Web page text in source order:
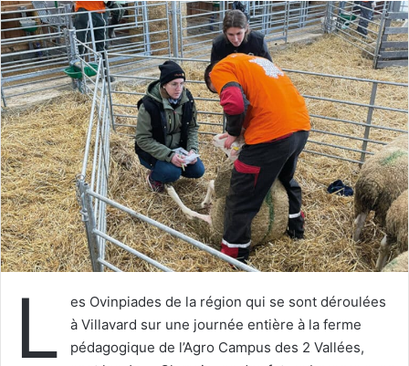
o
y
e
r
u
n
c
o
u
r
r
i
e
L
es Ovinpiades de la région qui se sont déroulées
à Villavard sur une journée entière à la ferme
pédagogique de l’Agro Campus des 2 Vallées,